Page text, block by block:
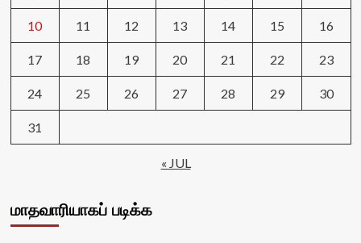
10 11 12 13 14 15 16
17 18 19 20 21 22 23
24 25 26 27 28 29 30
31
« JUL
மாதவாரியாகப் படிக்க